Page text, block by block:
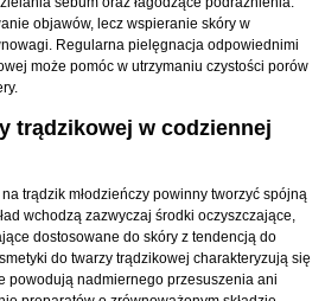
objawów, lecz wspieranie skóry w
Regularna pielęgnacja odpowiednimi
może pomóc w utrzymaniu czystości porów
trądzikowej w codziennej
trądzik młodzieńczy powinny tworzyć spójną
wchodzą zazwyczaj środki oczyszczające,
dostosowane do skóry z tendencją do
do twarzy trądzikowej charakteryzują się
powodują nadmiernego przesuszenia ani